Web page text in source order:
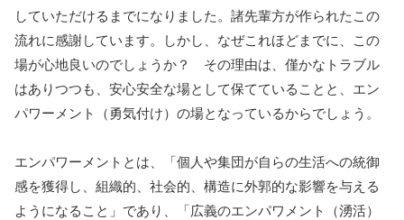
していただけるまでになりました。諸先輩方が作られたこの
流れに感謝しています。しかし、なぜこれほどまでに、この
場が心地良いのでしょうか？ その理由は、僅かなトラブル
はありつつも、安心安全な場として保てていることと、エン
パワーメント（勇気付け）の場となっているからでしょう。
エンパワーメントとは、「個人や集団が自らの生活への統御
感を獲得し、組織的、社会的、構造に外郭的な影響を与える
ようになること」であり、「広義のエンパワメント（湧活）